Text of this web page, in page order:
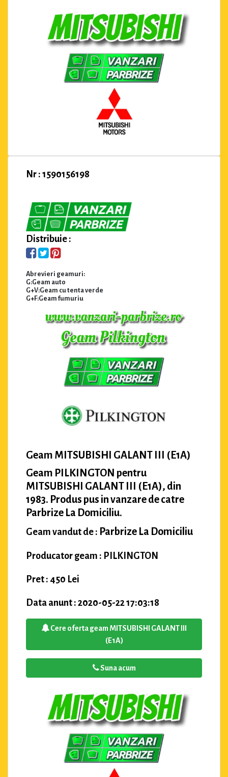
Nr : 1590156198
Distribuie :
Abrevieri geamuri:
G:Geam auto
G+V:Geam cu tenta verde
G+F:Geam fumuriu
Geam MITSUBISHI GALANT III (E1A)
Geam PILKINGTON pentru
MITSUBISHI GALANT III (E1A), din
1983. Produs pus in vanzare de catre
Parbrize La Domiciliu.
Geam vandut de : Parbrize La Domiciliu
Producator geam : PILKINGTON
Pret : 450 Lei
Data anunt : 2020-05-22 17:03:18
Cere oferta geam MITSUBISHI GALANT III
(E1A)
Suna acum